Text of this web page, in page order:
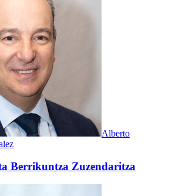
Alberto
Berrikuntza Zuzendaritza